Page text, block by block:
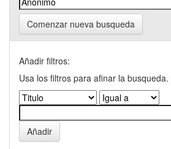
Comenzar nueva busqueda
Añadir filtros:
Usa los filtros para afinar la busqueda.